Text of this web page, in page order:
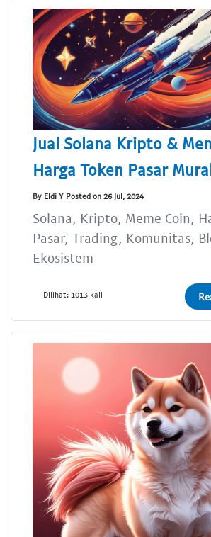
Jual Solana Kripto &
Harga Token Pasar
By Eldi Y Posted on 26 Jul, 2024
Solana, Kripto, Meme Coin,
Pasar, Trading, Komunitas,
Ekosistem
Dilihat: 1013 kali